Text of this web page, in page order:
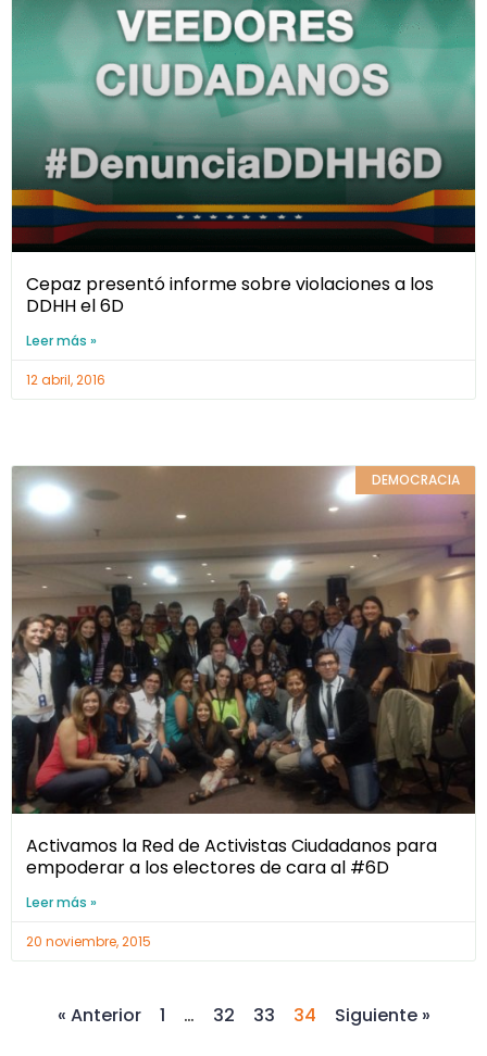
Cepaz presentó informe sobre violaciones a los
DDHH el 6D
Leer más »
12 abril, 2016
DEMOCRACIA
Activamos la Red de Activistas Ciudadanos para
empoderar a los electores de cara al #6D
Leer más »
20 noviembre, 2015
« Anterior 1 … 32 33 34 Siguiente »